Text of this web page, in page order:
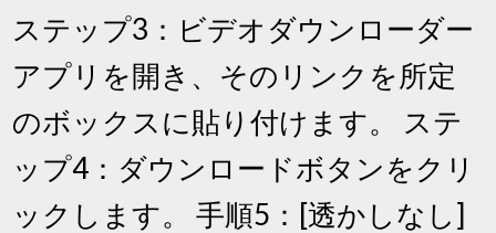
ステップ3：ビデオダウンローダー
アプリを開き、そのリンクを所定
のボックスに貼り付けます。 ステ
ップ4：ダウンロードボタンをクリ
ックします。 手順5：[透かしなし]